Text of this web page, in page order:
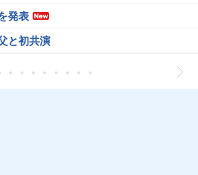
発表
と初共演